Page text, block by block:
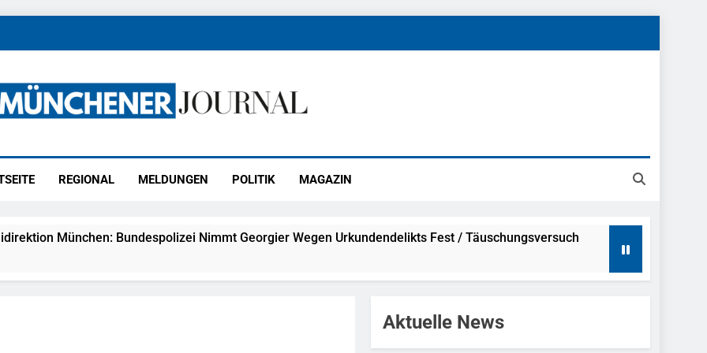
REGIONAL MELDUNGEN POLITIK MAGAZIN
München: Bundespolizei Nimmt Georgier Wegen Urkundendelikts Fest / Täuschungsversuch
München: Notruf Per Knopfdruck / Schnelle Festnahme Nach Sexueller Belästigung
Aktuelle News